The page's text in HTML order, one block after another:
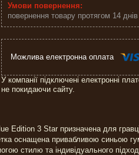
повернення товару протягом 14 днів
У компанії підключені електронні
не покидаючи сайту.
Edition 3 Star призначена для
оснащена привабливою синьою
стилю та індивідуального